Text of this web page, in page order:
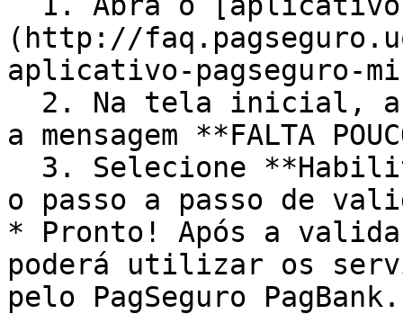
(http://
aplicativo-pagseguro-
a mensagem **FALTA
o passo a passo de
* Pronto! Após a
poderá utilizar os
pelo PagSeguro PagBank.